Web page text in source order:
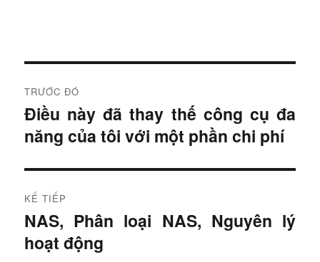
i
ề
u
h
ư
TRƯỚC ĐÓ
B
à
t
r
ư
ớ
c
Điều này đã thay thế công cụ đa
năng của tôi với một phần chi phí
KẾ TIẾP
B
à
NAS, Phân loại NAS, Nguyên lý
hoạt động